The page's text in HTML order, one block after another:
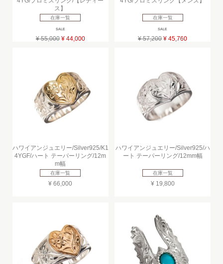
ス】
在庫一覧
SALE
¥ 55,000 ¥ 44,000
在庫一覧
SALE
¥ 57,200 ¥ 45,760
ハワイアンジュエリー/Silver925/K1
4YGF/ハート テーパーリング/12m
m幅
在庫一覧
¥ 66,000
ハワイアンジュエリー/Silver925/ハ
ート テーパーリング/12mm幅
在庫一覧
¥ 19,800